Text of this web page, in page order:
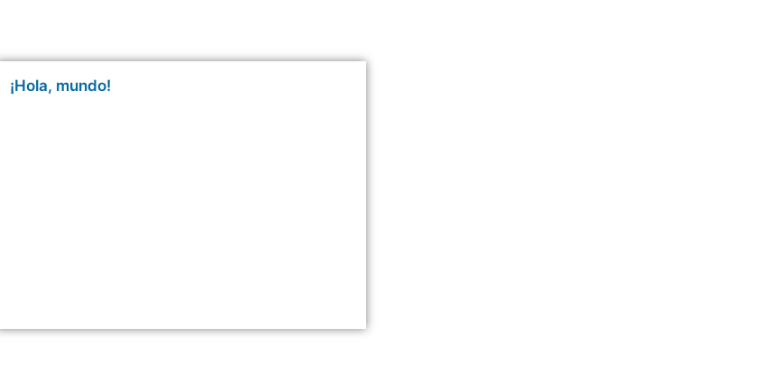
¡Hola, mundo!